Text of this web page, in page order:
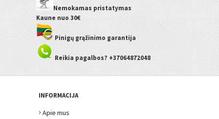
Nemokamas pristatymas
Kaune nuo 30€
Pinigų grąžinimo garantija
Reikia pagalbos? +37064872048
INFORMACIJA
› Apie mus